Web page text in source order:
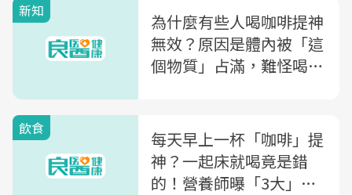
新知
為什麼有些人喝咖啡提神
無效？原因是體內被「這
個物質」占滿，難怪喝了
飲食
每天早上一杯「咖啡」提
神？一起床就喝竟是錯
的！營養師曝「3大」正